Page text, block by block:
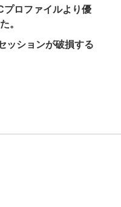
プロファイルより優
。
ッションが破損する